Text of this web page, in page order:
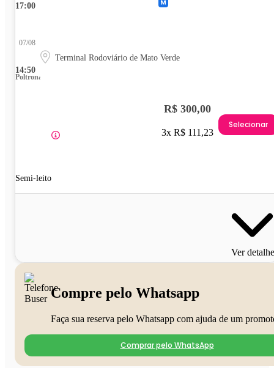
17:00
14:50
07/08
Terminal Rodoviário de Mato Verde
Poltrona
Semi-leito
R$ 300,00
3x R$ 111,23
Selecionar
Ver
Compre pelo Whatsapp
Faça sua reserva pelo Whatsapp com ajuda de um
Comprar pelo WhatsApp